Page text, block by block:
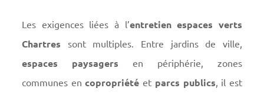
Les exigences liées à l’entretien espaces verts
Chartres sont multiples. Entre jardins de ville,
espaces paysagers en périphérie, zones
communes encopropriété et parcs publics, il est